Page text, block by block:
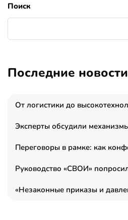
Поиск
Последние новости